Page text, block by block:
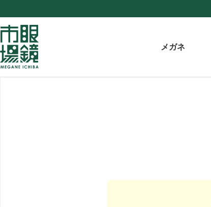
メガネ